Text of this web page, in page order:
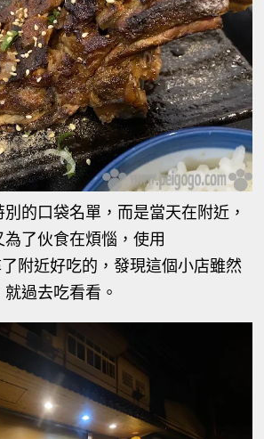
的口袋名單，而是當天在附近，
了伙食在煩惱，使用
了附近好吃的，發現這個小店雖然
過去吃看看。